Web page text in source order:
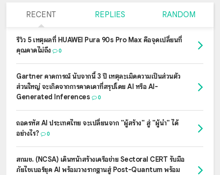
RECENT REPLIES RANDOM
รีวิว 5 เหตุผลที่ HUAWEI Pura 90s Pro Max คือจุดเปลี่ยนที่
คุณคาดไม่ถึง
0
Gartner คาดการณ์ นับจากนี้ 3 ปี เหตุละเมิดความเป็นส่วนตัว
ส่วนใหญ่ จะเกิดจากการคาดเดาที่สรุปโดย AI หรือ AI-
Generated Inferences
0
ถอดรหัส AI ประเทศไทย จะเปลี่ยนจาก "ผู้สร้าง" สู่ "ผู้นำ" ได้
อย่างไร?
0
สกมช. (NCSA) เดินหน้าสร้างเครือข่าย Sectoral CERT รับมือ
ภัยไซเบอร์ยุค AI พร้อมวางรากฐานสู่ Post-Quantum พร้อม